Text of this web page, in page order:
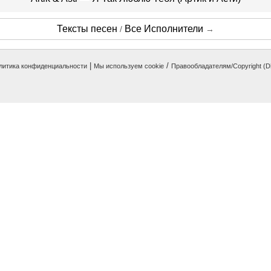
Тексты песен / Все Исполнители →
конфиденциальности Мы используем cookie / Правообладателям/Copyright